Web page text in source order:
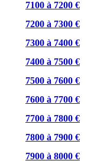
7100 à 7200 €
7200 à 7300 €
7300 à 7400 €
7400 à 7500 €
7500 à 7600 €
7600 à 7700 €
7700 à 7800 €
7800 à 7900 €
7900 à 8000 €